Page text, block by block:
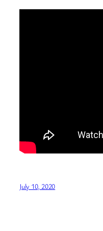
July 10, 2020